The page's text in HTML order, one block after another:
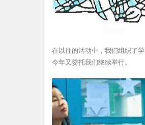
在以往的活动中，我们组织了
今年又委托我们继续举行。